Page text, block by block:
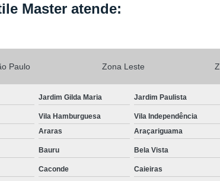
Locação de Lençol
Aluguel de
Aluguel de
Locação de
Master atende:
Paulo Zona Leste
Jardim Gilda Maria Jardim Paulista
Vila Hamburguesa Vila Independência
Araras Araçariguama
Bauru Bela Vista
Caconde Caieiras